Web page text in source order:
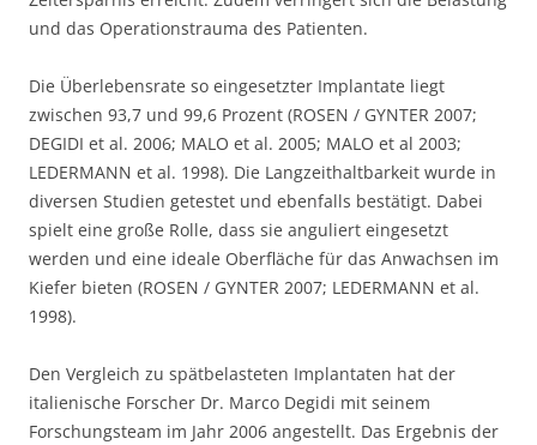
und das Operationstrauma des Patienten.
Die Überlebensrate so eingesetzter Implantate liegt
zwischen 93,7 und 99,6 Prozent (ROSEN / GYNTER 2007;
DEGIDI et al. 2006; MALO et al. 2005; MALO et al 2003;
LEDERMANN et al. 1998). Die Langzeithaltbarkeit wurde in
diversen Studien getestet und ebenfalls bestätigt. Dabei
spielt eine große Rolle, dass sie anguliert eingesetzt
werden und eine ideale Oberfläche für das Anwachsen im
Kiefer bieten (ROSEN / GYNTER 2007; LEDERMANN et al.
1998).
Den Vergleich zu spätbelasteten Implantaten hat der
italienische Forscher Dr. Marco Degidi mit seinem
Forschungsteam im Jahr 2006 angestellt. Das Ergebnis der